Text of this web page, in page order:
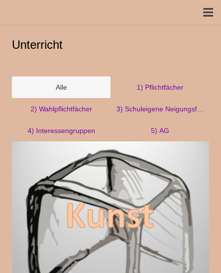
Unterricht
Alle 1) Pflichtfächer
2) Wahlpflichtfächer 3) Schuleigene Neigungsfächer
4) Interessengruppen 5) AG